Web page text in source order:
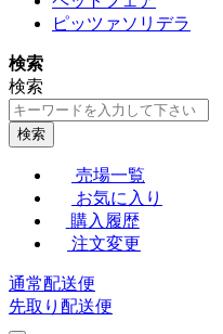
ピッツァソリデラ
検索
検索
検索
売場一覧
お気に入り
購入履歴
注文変更
通常配送便
先取り配送便